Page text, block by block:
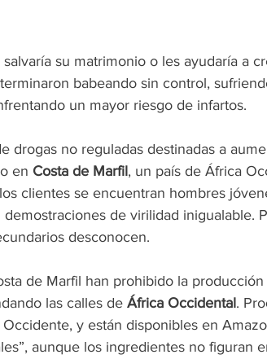
su matrimonio o les ayudaría a
babeando sin control,
un mayor riesgo de infartos.
drogas no reguladas destinadas a
en Costa de Marfil, un país de África
clientes se encuentran hombres
de virilidad inigualable.
desconocen.
de Marfil han prohibido la
las calles de África Occidental.
y están disponibles en
aunque los ingredientes no figuran